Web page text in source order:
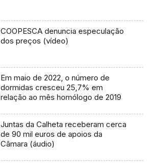
COOPESCA denuncia especulação
dos preços (vídeo)
Em maio de 2022, o número de
dormidas cresceu 25,7% em
relação ao mês homólogo de 2019
Juntas da Calheta receberam cerca
de 90 mil euros de apoios da
Câmara (áudio)